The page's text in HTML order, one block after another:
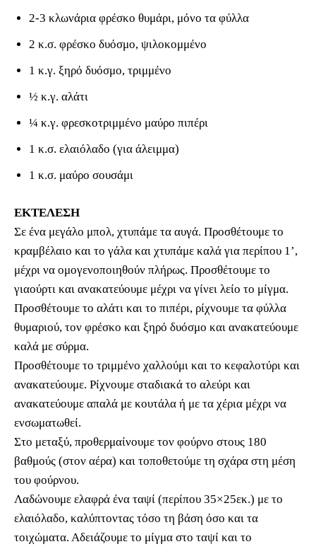
2-3 κλωνάρια φρέσκο θυμάρι, μόνο τα φύλλα
2 κ.σ. φρέσκο δυόσμο, ψιλοκομμένο
1 κ.γ. ξηρό δυόσμο, τριμμένο
½ κ.γ. αλάτι
¼ κ.γ. φρεσκοτριμμένο μαύρο πιπέρι
1 κ.σ. ελαιόλαδο (για άλειμμα)
1 κ.σ. μαύρο σουσάμι
ΕΚΤΕΛΕΣΗ
Σε ένα μεγάλο μπολ, χτυπάμε τα αυγά. Προσθέτουμε το
κραμβέλαιο και το γάλα και χτυπάμε καλά για περίπου 1’,
μέχρι να ομογενοποιηθούν πλήρως. Προσθέτουμε το
γιαούρτι και ανακατεύουμε μέχρι να γίνει λείο το μίγμα.
Προσθέτουμε το αλάτι και το πιπέρι, ρίχνουμε τα φύλλα
θυμαριού, τον φρέσκο και ξηρό δυόσμο και ανακατεύουμε
καλά με σύρμα.
Προσθέτουμε το τριμμένο χαλλούμι και το κεφαλοτύρι και
ανακατεύουμε. Ρίχνουμε σταδιακά το αλεύρι και
ανακατεύουμε απαλά με κουτάλα ή με τα χέρια μέχρι να
ενσωματωθεί.
Στο μεταξύ, προθερμαίνουμε τον φούρνο στους 180
βαθμούς (στον αέρα) και τοποθετούμε τη σχάρα στη μέση
του φούρνου.
Λαδώνουμε ελαφρά ένα ταψί (περίπου 35×25εκ.) με το
ελαιόλαδο, καλύπτοντας τόσο τη βάση όσο και τα
τοιχώματα. Αδειάζουμε το μίγμα στο ταψί και το